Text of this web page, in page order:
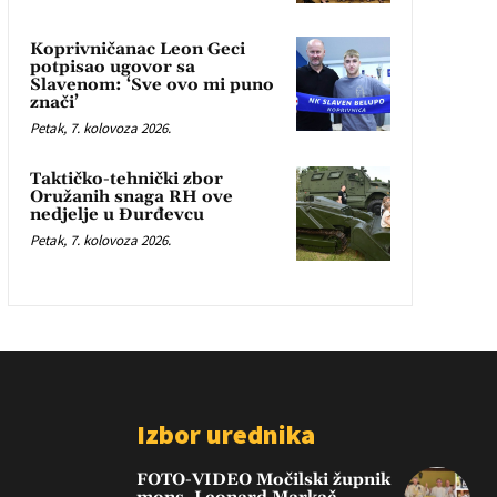
Koprivničanac Leon Geci
potpisao ugovor sa
Slavenom: ‘Sve ovo mi puno
znači’
Petak, 7. kolovoza 2026.
Taktičko-tehnički zbor
Oružanih snaga RH ove
nedjelje u Đurđevcu
Petak, 7. kolovoza 2026.
Izbor urednika
FOTO-VIDEO Močilski župnik